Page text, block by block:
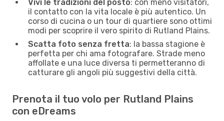
Vivi le tradizioni del posto: con meno visitatori,
il contatto con la vita locale è più autentico. Un
corso di cucina o un tour di quartiere sono ottimi
modi per scoprire il vero spirito di Rutland Plains.
Scatta foto senza fretta: la bassa stagione è
perfetta per chi ama fotografare. Strade meno
affollate e una luce diversa ti permetteranno di
catturare gli angoli più suggestivi della città.
Prenota il tuo volo per Rutland Plains
con eDreams